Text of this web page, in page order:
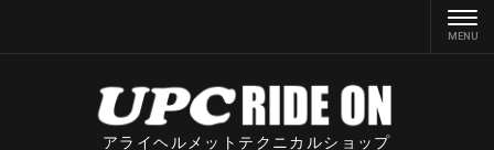
アライヘルメットテクニカルショップ